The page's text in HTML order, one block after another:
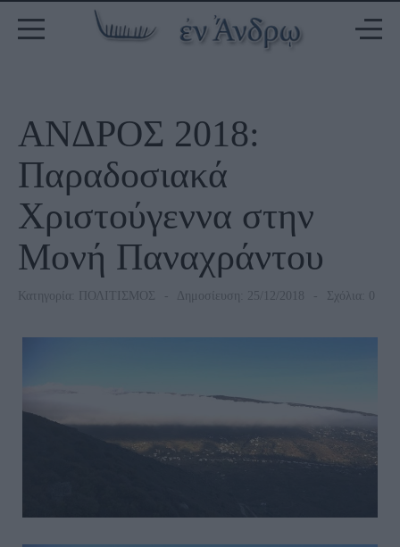
ΑΝΔΡΟΣ 2018:
Παραδοσιακά
Χριστούγεννα στην
Μονή Παναχράντου
Κατηγορία: ΠΟΛΙΤΙΣΜΟΣ Δημοσίευση: 25/12/2018 Σχόλια: 0